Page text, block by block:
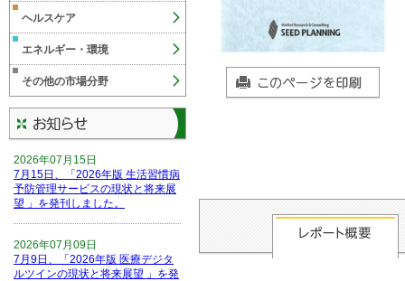
ヘルスケア
エネルギー・環境
その他の市場分野
2026年07月15日
7月15日、「2026年版 生活習慣病
予防管理サービスの現状と将来展
望 」を発刊しました。
2026年07月09日
7月9日、「2026年版 医療デジタ
ルツインの現状と将来展望 」を発